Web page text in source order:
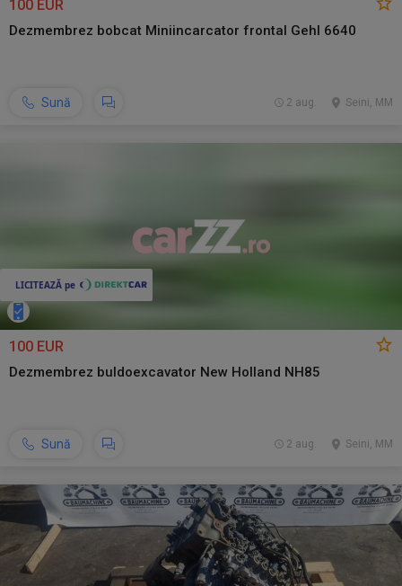
100 EUR
Dezmembrez bobcat Miniincarcator frontal Gehl 6640
Sună Seini, MM
2 aug.
100 EUR
Dezmembrez buldoexcavator New Holland NH85
Sună Seini, MM
2 aug.